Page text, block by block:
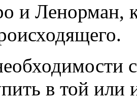
и Ленорман,
в той или